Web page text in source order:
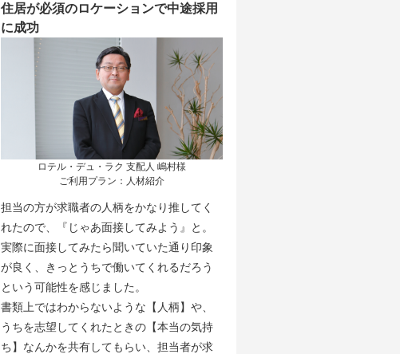
住居が必須のロケーションで中途採用
に成功
ロテル・デュ・ラク 支配人 嶋村様
ご利用プラン：人材紹介
担当の方が求職者の人柄をかなり推してく
れたので、『じゃあ面接してみよう』と。
実際に面接してみたら聞いていた通り印象
が良く、きっとうちで働いてくれるだろう
という可能性を感じました。
書類上ではわからないような【人柄】や、
うちを志望してくれたときの【本当の気持
ち】なんかを共有してもらい、担当者が求